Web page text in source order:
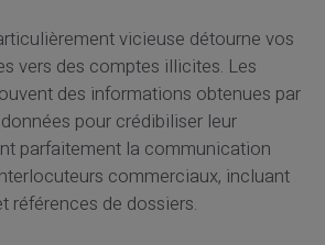
vicieuse détourne vos
vers des comptes illicites. Les
des informations obtenues par
pour crédibiliser leur
parfaitement la communication
commerciaux, incluant
références de dossiers.